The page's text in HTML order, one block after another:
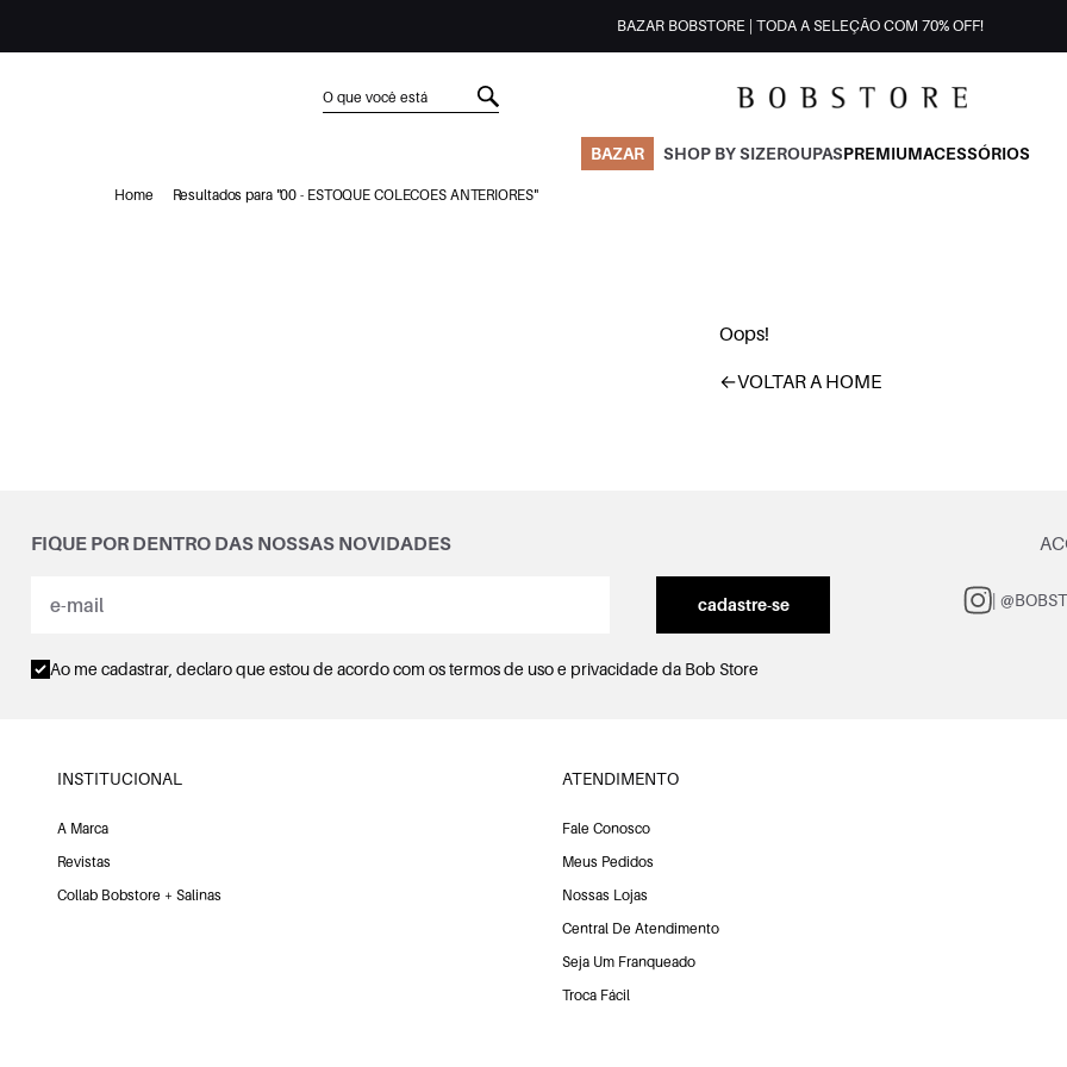
BAZAR BOBSTORE | TODA A SELEÇÃO COM 70% OFF!
BAZAR SHOP BY SIZEROUPASPREMIUMACESSÓRIOS
Home Resultados para "00 - ESTOQUE COLECOES ANTERIORES"
Oops!
←VOLTAR A HOME
FIQUE POR DENTRO DAS NOSSAS NOVIDADES
cadastre-se
Ao me cadastrar, declaro que estou de acordo com ostermos de uso e privacidadeda Bob Store
|
INSTITUCIONAL
A Marca
Revistas
Collab Bobstore + Salinas
ATENDIMENTO
Fale Conosco
Meus Pedidos
Nossas Lojas
Central De Atendimento
Seja Um Franqueado
Troca Fácil